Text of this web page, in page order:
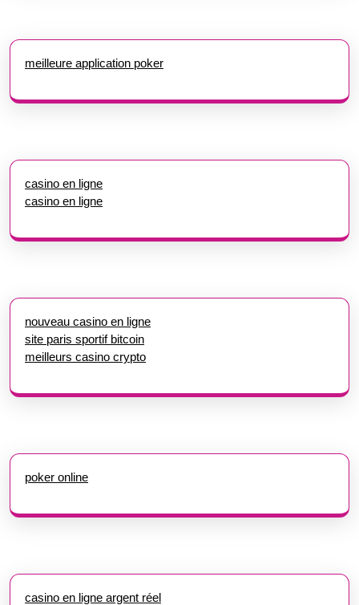
meilleure application poker
casino en ligne
casino en ligne
nouveau casino en ligne
site paris sportif bitcoin
meilleurs casino crypto
poker online
casino en ligne argent réel